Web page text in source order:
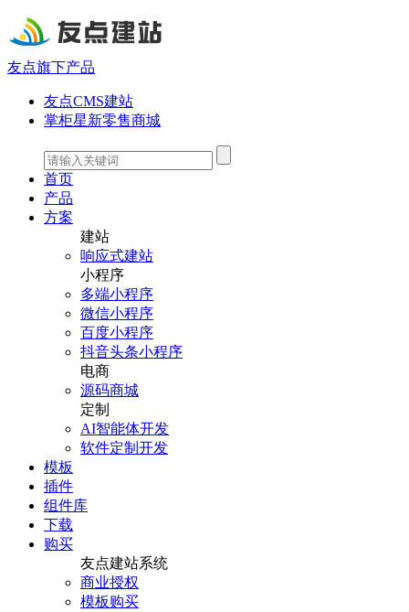
友点旗下产品
友点CMS建站
掌柜星新零售商城
首页
产品
方案
建站
响应式建站
小程序
多端小程序
微信小程序
百度小程序
抖音头条小程序
电商
源码商城
定制
AI智能体开发
软件定制开发
模板
插件
组件库
下载
购买
友点建站系统
商业授权
模板购买